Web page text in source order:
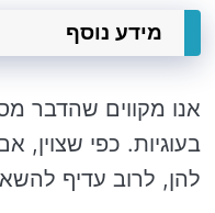
מידע נוסף
אנו מקווים שהדבר
בעוגיות. כפי שצוין,
להן, לרוב עדיף